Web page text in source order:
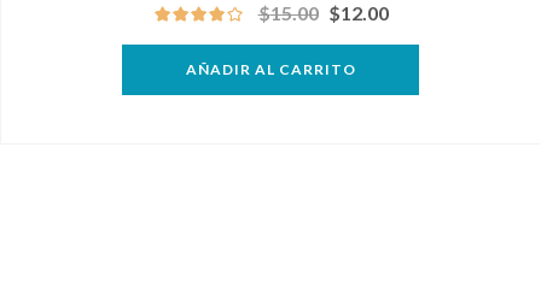
$15.00 $12.00
AÑADIR AL CARRITO